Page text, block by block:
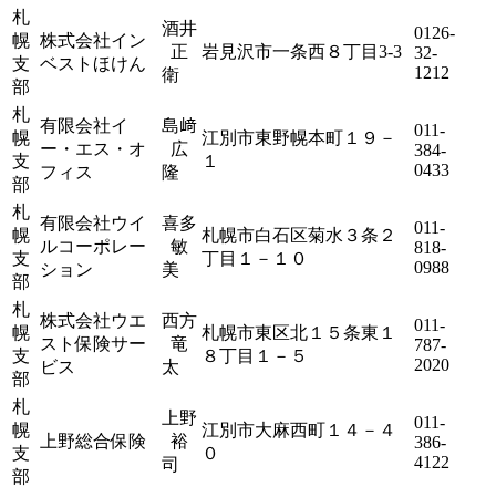
札
幌
支
部
株式会社イン
ベストほけん
酒井
正
衛
岩見沢市一条西８丁目3-3
0126-
32-
1212
札
幌
支
部
有限会社イ
ー・エス・オ
フィス
島﨑
広
隆
江別市東野幌本町１９－
１
011-
384-
0433
札
幌
支
部
有限会社ウイ
ルコーポレー
ション
喜多
敏
美
札幌市白石区菊水３条２
丁目１－１０
011-
818-
0988
札
幌
支
部
株式会社ウエ
スト保険サー
ビス
西方
竜
太
札幌市東区北１５条東１
８丁目１－５
011-
787-
2020
札
幌
支
部
上野総合保険
上野
裕
司
江別市大麻西町１４－４
０
011-
386-
4122